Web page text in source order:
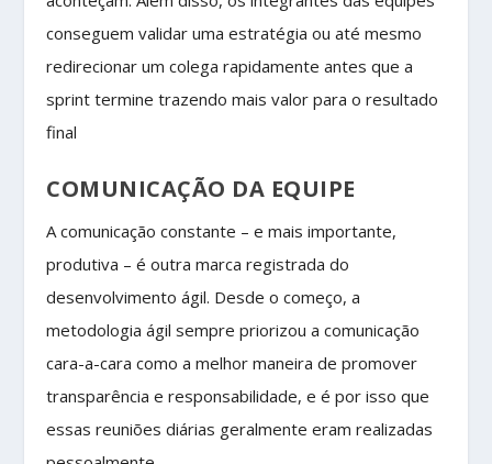
conseguem validar uma estratégia ou até mesmo
redirecionar um colega rapidamente antes que a
sprint termine trazendo mais valor para o resultado
final
COMUNICAÇÃO DA EQUIPE
A comunicação constante – e mais importante,
produtiva – é outra marca registrada do
desenvolvimento ágil. Desde o começo, a
metodologia ágil sempre priorizou a comunicação
cara-a-cara como a melhor maneira de promover
transparência e responsabilidade, e é por isso que
essas reuniões diárias geralmente eram realizadas